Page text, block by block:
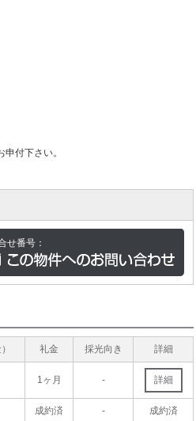
付下さい。
せ番号：
礼金 採光向き 詳細
1ヶ月 - 詳細
成約済 - 成約済